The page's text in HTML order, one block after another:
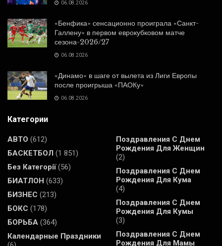
06.08.2026
«Бенфика» сенсационно проиграла «Санкт-
Галлену» в первом еврокубковом матче
сезона-2026/27
06.08.2026
«Динамо» в шаге от вылета из Лиги Европы
после проигрыша «ПАОКу»
06.08.2026
Категории
АВТО (612)
БАСКЕТБОЛ (1 851)
Без Категорії(56)
БИАТЛОН (633)
БИЗНЕС (213)
БОКС (178)
БОРЬБА (364)
Календарные Праздники
Поздравления С Днем
Рождения Для Женщин
(2)
Поздравления С Днем
Рождения Для Кума
(4)
Поздравления С Днем
Рождения Для Кумы
(3)
Поздравления С Днем
Рождения Для Мамы